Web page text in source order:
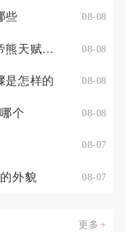
些 08-08
斗罗大陆有没有高效率的魂帝熊天赋点配置策略 08-08
是怎样的 08-08
个 08-08
08-07
外貌 08-07
更多